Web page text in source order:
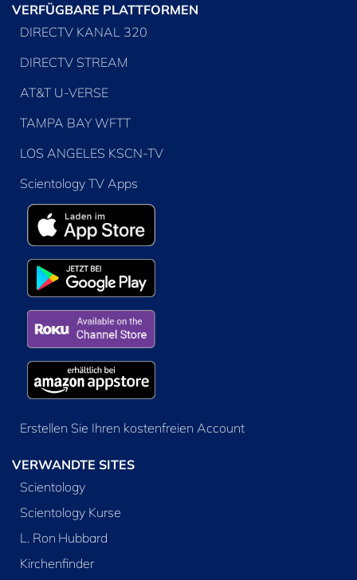
VERFÜGBARE PLATTFORMEN
DIRECTV KANAL 320
DIRECTV STREAM
AT&T U-VERSE
TAMPA BAY WFTT
LOS ANGELES KSCN-TV
Scientology TV Apps
Erstellen Sie Ihren kostenfreien Account
VERWANDTE SITES
Scientology
Scientology Kurse
L. Ron Hubbard
Kirchenfinder